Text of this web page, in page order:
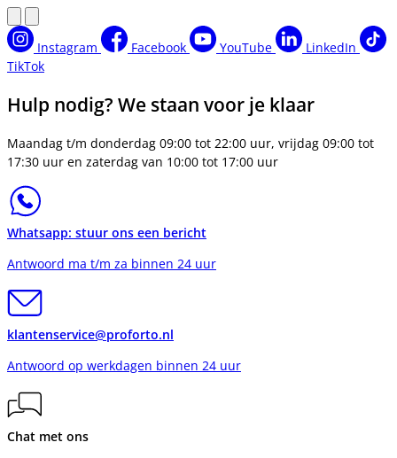
Instagram Facebook YouTube
LinkedIn
TikTok
Hulp nodig? We staan voor je klaar
Maandag t/m donderdag 09:00 tot 22:00 uur, vrijdag 09:00 tot
17:30 uur en zaterdag van 10:00 tot 17:00 uur
Whatsapp: stuur ons een bericht
Antwoord ma t/m za binnen 24 uur
klantenservice@proforto.nl
Antwoord op werkdagen binnen 24 uur
Chat met ons